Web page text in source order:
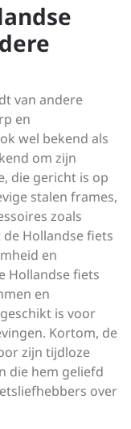
van andere
en
wel bekend als
om zijn
die gericht is op
stalen frames,
zoals
Hollandse fiets
en
Hollandse fiets
en
is voor
Kortom, de
zijn tijdloze
die hem geliefd
over